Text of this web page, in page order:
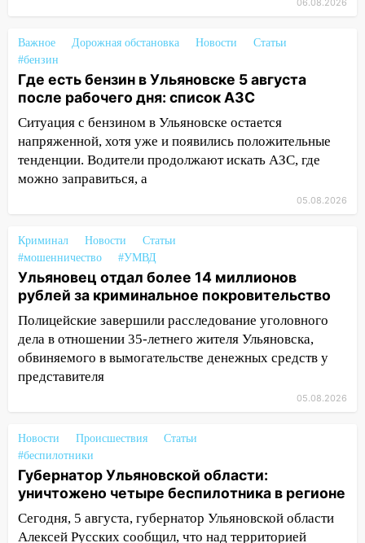
сообщницу мошенников
16:12 Едва не перерезал горло: в
Вешкайме посиделки с судимым
знакомым закончились для женщины
больницей
16:06 18-летняя девушка без прав
перевернулась на мопеде и попала в
миллионов рублей за криминальное
покровительство
15:32
На «кольце» кроссовер сбил 18-
летнего мопедиста
15:00 В Ульяновске после тройного ДТП
госпитализировали 25-летнего байкера
14:32 На Ульяновскую область
14:08
Пешеход переходил по «зебре»:
подробности серьезной аварии на
Фруктовой
13:30 В Димитровграде на улице
Трудовой горело здание
06.08.2026
Важное Дорожная обстановка Новости
Статьи
#бензин
Где есть бензин в Ульяновске 5 августа
после рабочего дня: список АЗС
Ситуация с бензином в Ульяновске остается
напряженной, хотя уже и появились положительные
тенденции. Водители продолжают искать АЗС, где
можно заправиться, а
05.08.2026
Криминал Новости
Статьи
#мошенничество
#УМВД
Ульяновец отдал более 14 миллионов
рублей за криминальное покровительство
Полицейские завершили расследование уголовного
дела в отношении 35-летнего жителя Ульяновска,
обвиняемого в вымогательстве денежных средств у
представителя
05.08.2026
Новости Происшествия
Статьи
#беспилотники
Губернатор Ульяновской области:
уничтожено четыре беспилотника в регионе
Сегодня, 5 августа, губернатор Ульяновской области
Алексей Русских сообщил, что над территорией